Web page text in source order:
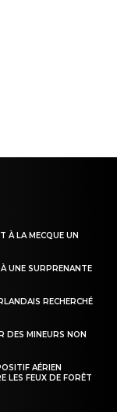
À LA MECQUE UN
UNE SURPRENANTE
RECHERCHÉ
DES MINEURS NON
AÉRIEN
LES FEUX DE FORÊT